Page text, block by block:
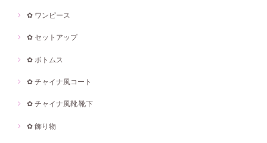
✿ ワンピース
✿ セットアップ
✿ ボトムス
✿ チャイナ風コート
✿ チャイナ風靴·靴下
✿ 飾り物